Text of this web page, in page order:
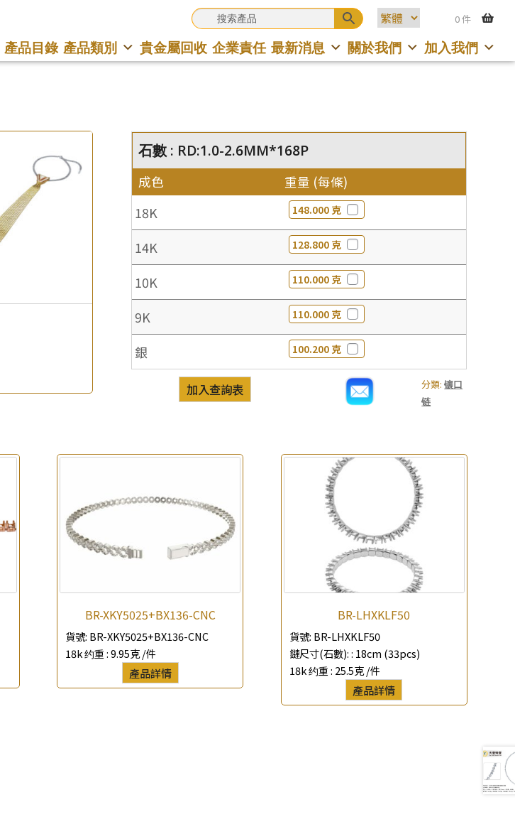
0 件
產品目錄 產品類別 貴金屬回收 企業責任 最新消息 關於我們 加入我們
×
石數 : RD:1.0-2.6MM*168P
成色 重量 (每條)
18K 148.000 克
14K 128.800 克
10K 110.000 克
9K 110.000 克
銀 100.200 克
分類:镶口
链
加入查詢表
BR-XKY5025+BX136-CNC
貨號: BR-XKY5025+BX136-CNC
18k 约重 :9.95克 /件
產品詳情
BR-LHXKLF50
貨號: BR-LHXKLF50
鏈尺寸(石數): : 18cm (33pcs)
18k 约重 : 25.5克 /件
產品詳情